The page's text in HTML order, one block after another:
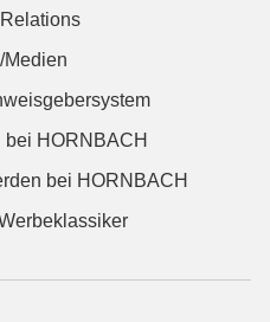
Relations
Medien
bei HORNBACH
bei HORNBACH